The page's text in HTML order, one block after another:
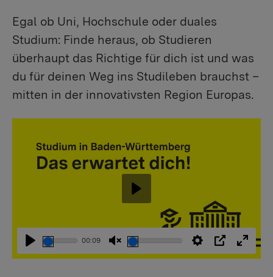
Egal ob Uni, Hochschule oder duales
Studium: Finde heraus, ob Studieren
überhaupt das Richtige für dich ist und was
du für deinen Weg ins Studileben brauchst –
mitten in der innovativsten Region Europas.
Abspielen
00:09
StummschaltungEinstellungen
PIP
Abspielen